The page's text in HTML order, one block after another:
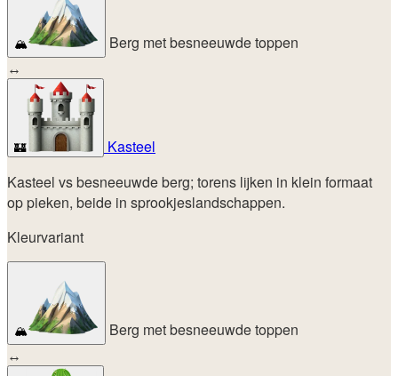
🏔️
Berg met besneeuwde toppen
↔
🏰
Kasteel
Kasteel vs besneeuwde berg; torens lijken in klein formaat
op pieken, beide in sprookjeslandschappen.
Kleurvariant
🏔️
Berg met besneeuwde toppen
↔